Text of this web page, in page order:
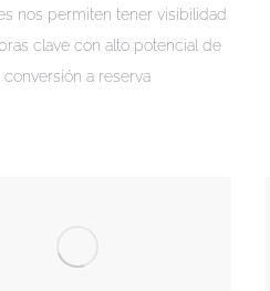
nos permiten tener visibilidad
clave con alto potencial de
conversión a reserva